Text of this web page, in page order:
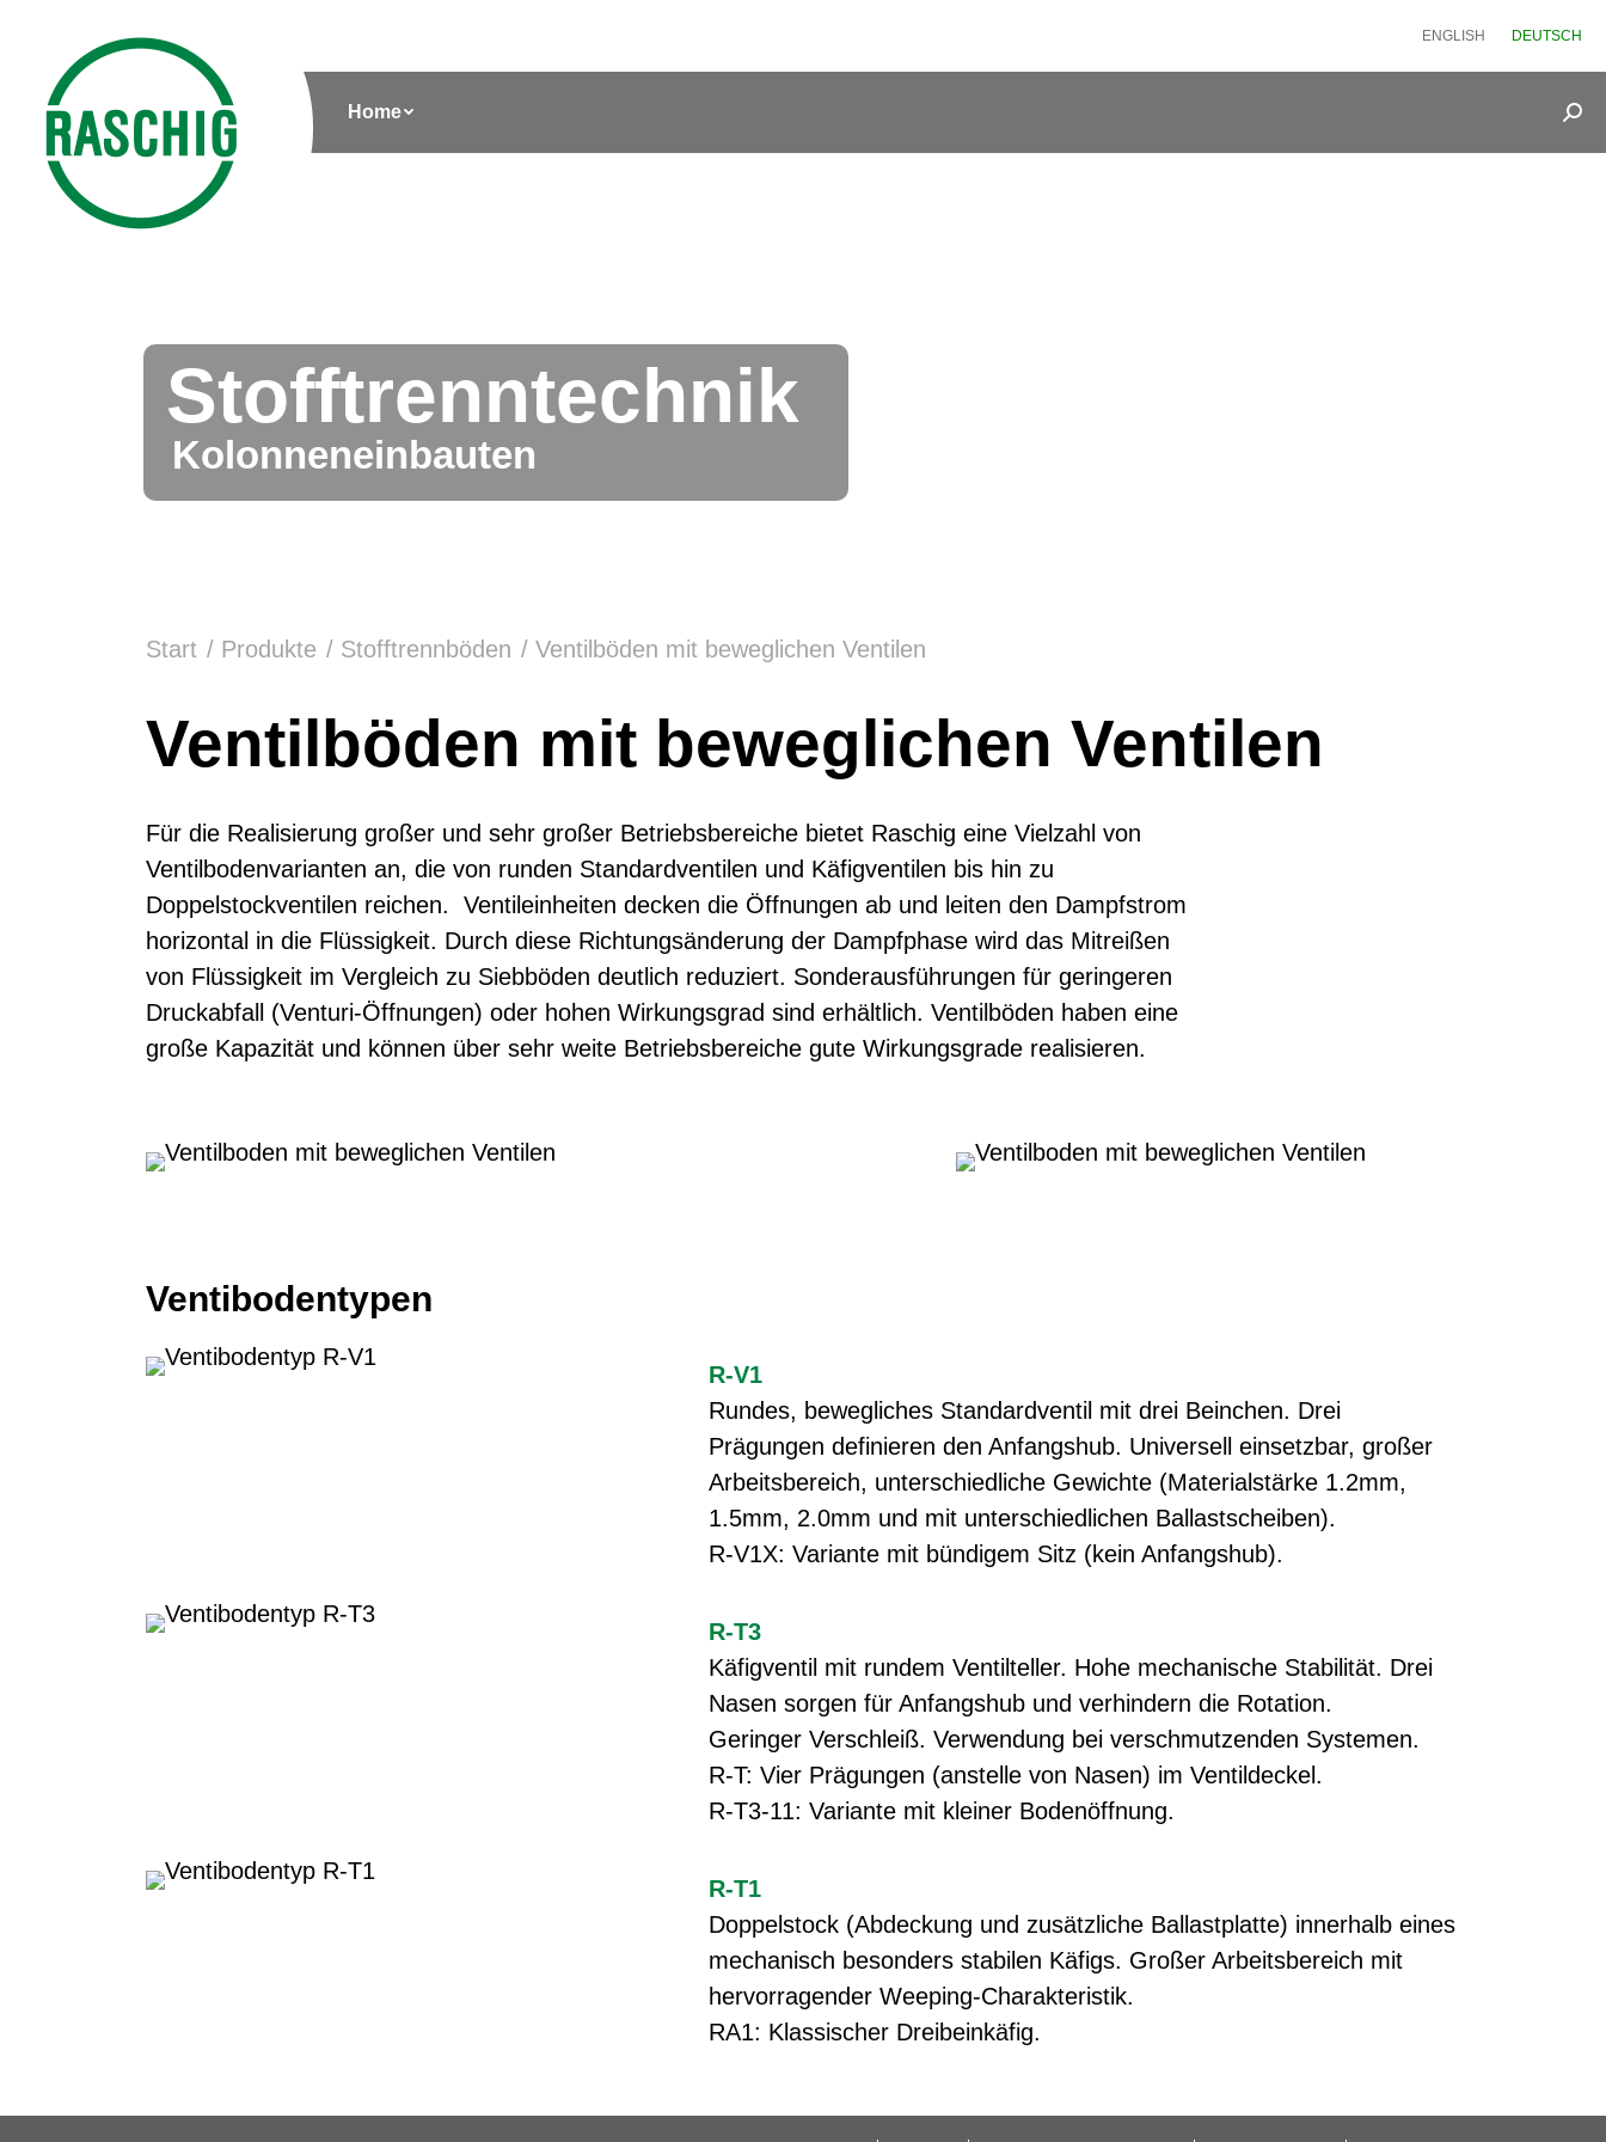
ENGLISH DEUTSCH
Home
Stofftrenntechnik
Kolonneneinbauten
Sie befinden sich hier:
Start Produkte Stofftrennböden Ventilböden mit beweglichen Ventilen
Ventilböden mit beweglichen Ventilen
Für die Realisierung großer und sehr großer Betriebsbereiche bietet Raschig eine Vielzahl von
Ventilbodenvarianten an, die von runden Standardventilen und Käfigventilen bis hin zu
Doppelstockventilen reichen. Ventileinheiten decken die Öffnungen ab und leiten den Dampfstrom
horizontal in die Flüssigkeit. Durch diese Richtungsänderung der Dampfphase wird das Mitreißen
von Flüssigkeit im Vergleich zu Siebböden deutlich reduziert. Sonderausführungen für geringeren
Druckabfall (Venturi-Öffnungen) oder hohen Wirkungsgrad sind erhältlich. Ventilböden haben eine
große Kapazität und können über sehr weite Betriebsbereiche gute Wirkungsgrade realisieren.
Ventibodentypen
R-V1
Rundes, bewegliches Standardventil mit drei Beinchen. Drei
Prägungen definieren den Anfangshub. Universell einsetzbar, großer
Arbeitsbereich, unterschiedliche Gewichte (Materialstärke 1.2mm,
1.5mm, 2.0mm und mit unterschiedlichen Ballastscheiben).
R-V1X: Variante mit bündigem Sitz (kein Anfangshub).
R-T3
Käfigventil mit rundem Ventilteller. Hohe mechanische Stabilität. Drei
Nasen sorgen für Anfangshub und verhindern die Rotation.
Geringer Verschleiß. Verwendung bei verschmutzenden Systemen.
R-T: Vier Prägungen (anstelle von Nasen) im Ventildeckel.
R-T3-11: Variante mit kleiner Bodenöffnung.
R-T1
Doppelstock (Abdeckung und zusätzliche Ballastplatte) innerhalb eines
mechanisch besonders stabilen Käfigs. Großer Arbeitsbereich mit
hervorragender Weeping-Charakteristik.
RA1: Klassischer Dreibeinkäfig.